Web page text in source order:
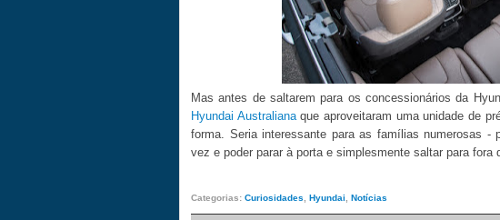
Mas antes de saltarem para os concessionários da
Hyundai Australianaque aproveitaram uma unidade de
forma. Seria interessante para as famílias numerosas
vez e poder parar à porta e simplesmente saltar para fora
Categorias: Curiosidades Hyundai Notícias